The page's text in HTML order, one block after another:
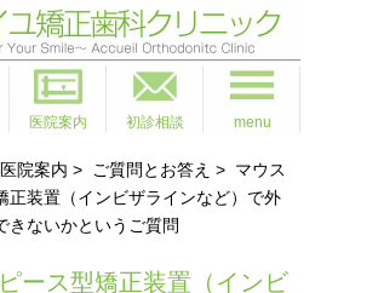
医院案内 初診相談 menu
院案内 > ご質問とお答え > マウス
正装置（インビザラインなど）で外
きないかというご質問
ース型矯正装置（インビ